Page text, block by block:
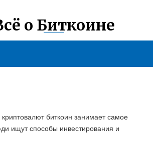
о Биткоине
биткоин занимает самое
ищут способы инвестирования и